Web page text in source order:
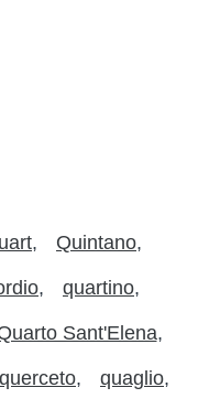
Quintano
quartino
Sant'Elena
querceto quaglio